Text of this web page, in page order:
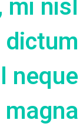
mi nisl
dictum
neque
[…]